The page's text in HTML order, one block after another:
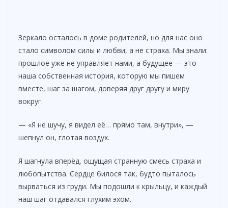
Зеркало осталось в доме родителей, но для нас оно
стало символом силы и любви, а не страха. Мы знали:
прошлое уже не управляет нами, а будущее — это
наша собственная история, которую мы пишем
вместе, шаг за шагом, доверяя друг другу и миру
вокруг.
— «Я не шучу, я видел её… прямо там, внутри», —
шепнул он, глотая воздух.
Я шагнула вперёд, ощущая странную смесь страха и
любопытства. Сердце билося так, будто пыталось
вырваться из груди. Мы подошли к крыльцу, и каждый
наш шаг отдавался глухим эхом.